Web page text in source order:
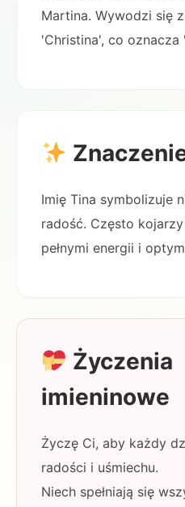
Martina. Wywodzi się
'Christina', co oznacza
Imię Tina symbolizuje
radość. Często
pełnymi energii i
Życzenia
imieninowe
Życzę Ci, aby każdy
radości i uśmiechu.
Niech spełniają się